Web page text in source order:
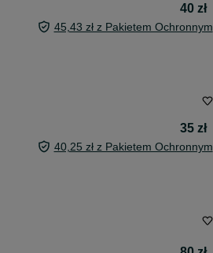
40 zł
45,43 zł z Pakietem Ochronnym
35 zł
40,25 zł z Pakietem Ochronnym